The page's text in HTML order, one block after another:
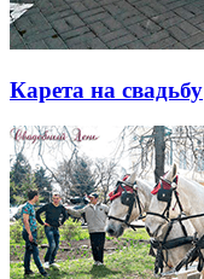
Карета на свадьбу